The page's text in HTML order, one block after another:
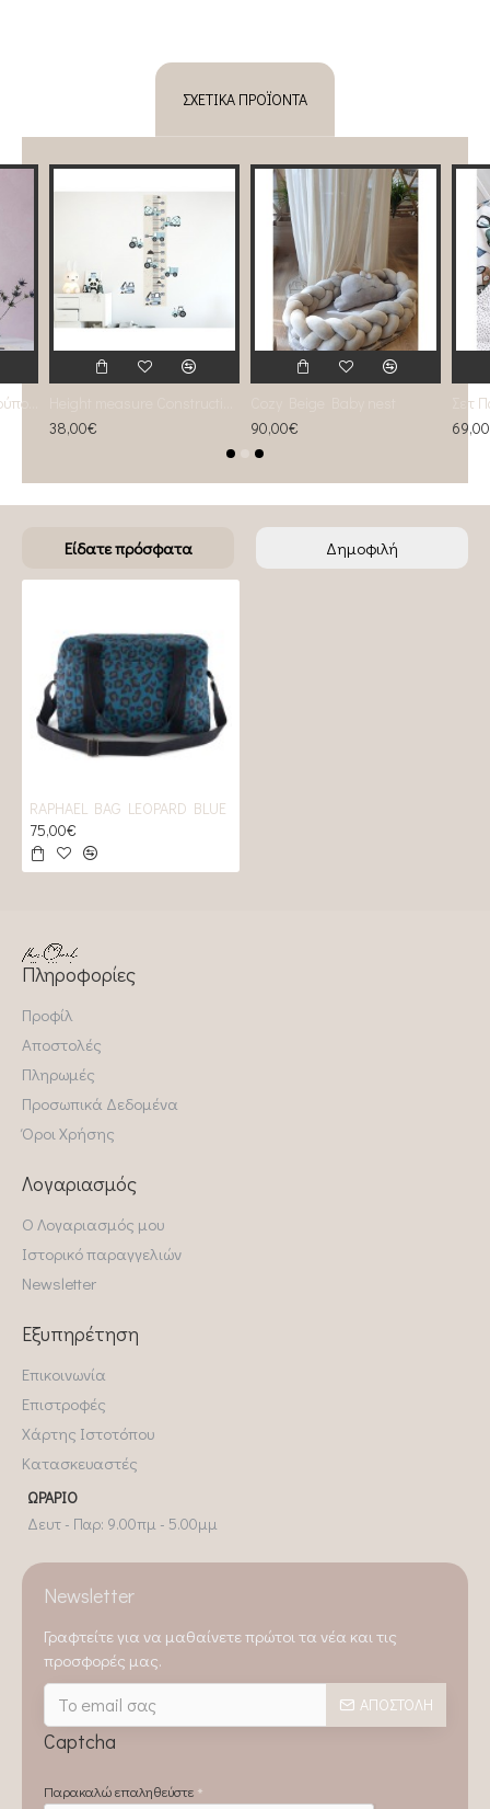
ΣΧΕΤΙΚΆ ΠΡΟΪΌΝΤΑ
38,00€
90,00€
Είδατε πρόσφατα Δημοφιλή
RAPHAEL BAG LEOPARD BLUE
75,00€
Πληροφορίες
Προφίλ
Αποστολές
Πληρωμές
Προσωπικά Δεδομένα
Όροι Χρήσης
Λογαριασμός
Ο Λογαριασμός μου
Ιστορικό παραγγελιών
Newsletter
Εξυπηρέτηση
Επικοινωνία
Επιστροφές
Χάρτης Ιστοτόπου
Κατασκευαστές
ΩΡΆΡΙΟ
Δευτ - Παρ: 9.00πμ - 5.00μμ
Newsletter
Γραφτείτε για να μαθαίνετε πρώτοι τα νέα και τις
προσφορές μας.
ΑΠΟΣΤΟΛΉ
Captcha
Παρακαλώ επαληθεύστε